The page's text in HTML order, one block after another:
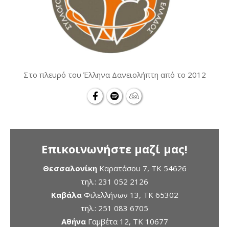
Στο πλευρό του Έλληνα Δανειολήπτη από το 2012
Επικοινωνήστε μαζί μας!
ΘεσσαλονίκηΚαρατάσου 7, TK 54626
τηλ.: 231 052 2126
ΚαβάλαΦιλελλήνων 13, ΤΚ 65302
τηλ.: 251 083 6705
ΑθήναΓαμβέτα 12, ΤΚ 10677